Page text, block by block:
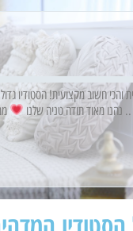
והכי חשוב מקצועית! הסטודיו
נהנו מאוד תודה טניה שלנו